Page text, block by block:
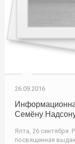
26.09.2016
Семёну
Ялта, 26 сентября.
посвященная